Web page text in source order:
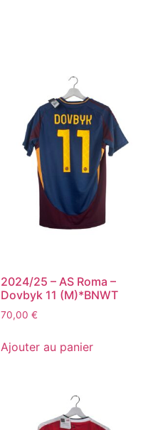
2024/25 – AS Roma –
Dovbyk 11 (M)*BNWT
70,00 €
Ajouter au panier